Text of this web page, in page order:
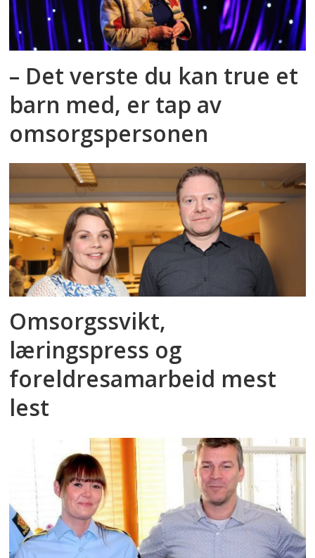
– Det verste du kan true et
barn med, er tap av
omsorgspersonen
Omsorgssvikt,
læringspress og
foreldresamarbeid mest
lest